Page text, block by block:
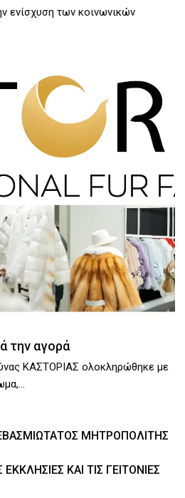
ενίσχυση των κοινωνικών
την αγορά
ΚΑΣΤΟΡΙΑΣ ολοκληρώθηκε με
ΜΗΤΡΟΠΟΛΊΤΗΣ
ΚΑΙ ΤΙΣ ΓΕΙΤΟΝΙΈΣ